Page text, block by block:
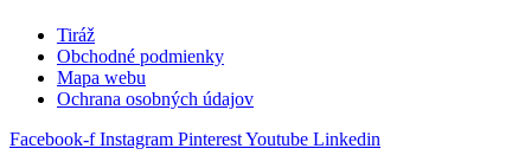
Tiráž
Obchodné podmienky
Mapa webu
Ochrana osobných údajov
Facebook-f Instagram PinterestYoutube Linkedin